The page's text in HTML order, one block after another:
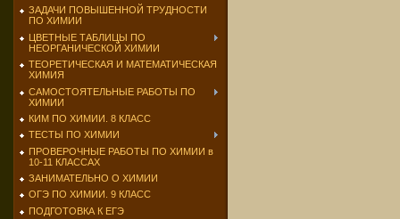
ЗАДАЧИ ПОВЫШЕННОЙ ТРУДНОСТИ
ПО ХИМИИ
ЦВЕТНЫЕ ТАБЛИЦЫ ПО
НЕОРГАНИЧЕСКОЙ ХИМИИ
ТЕОРЕТИЧЕСКАЯ И МАТЕМАТИЧЕСКАЯ
ХИМИЯ
САМОСТОЯТЕЛЬНЫЕ РАБОТЫ ПО
ХИМИИ
КИМ ПО ХИМИИ. 8 КЛАСС
ТЕСТЫ ПО ХИМИИ
ПРОВЕРОЧНЫЕ РАБОТЫ ПО ХИМИИ в
10-11 КЛАССАХ
ЗАНИМАТЕЛЬНО О ХИМИИ
ОГЭ ПО ХИМИИ. 9 КЛАСС
ПОДГОТОВКА К ЕГЭ